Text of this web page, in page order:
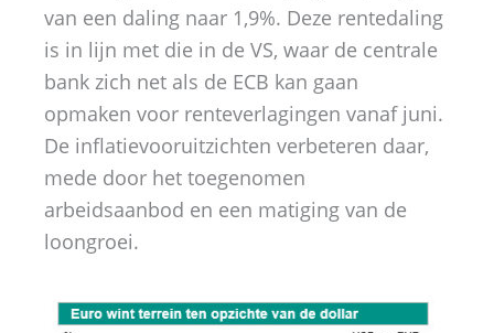
van een daling naar 1,9%. Deze rentedaling
is in lijn met die in de VS, waar de centrale
bank zich net als de ECB kan gaan
opmaken voor renteverlagingen vanaf juni.
De inflatievooruitzichten verbeteren daar,
mede door het toegenomen
arbeidsaanbod en een matiging van de
loongroei.